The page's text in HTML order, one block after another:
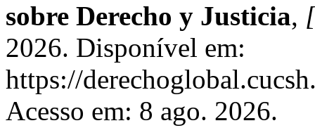
sobre Derecho y Justicia,
2026. Disponível em:
https://
Acesso em: 8 ago. 2026.